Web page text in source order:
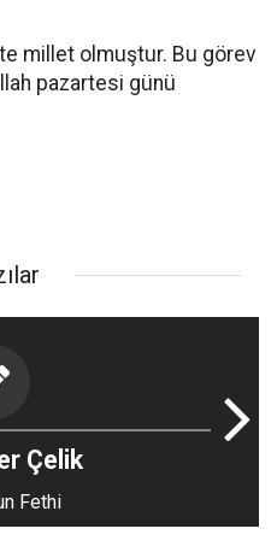
millet olmuştur. Bu görev
pazartesi günü
Çelik
Fethi